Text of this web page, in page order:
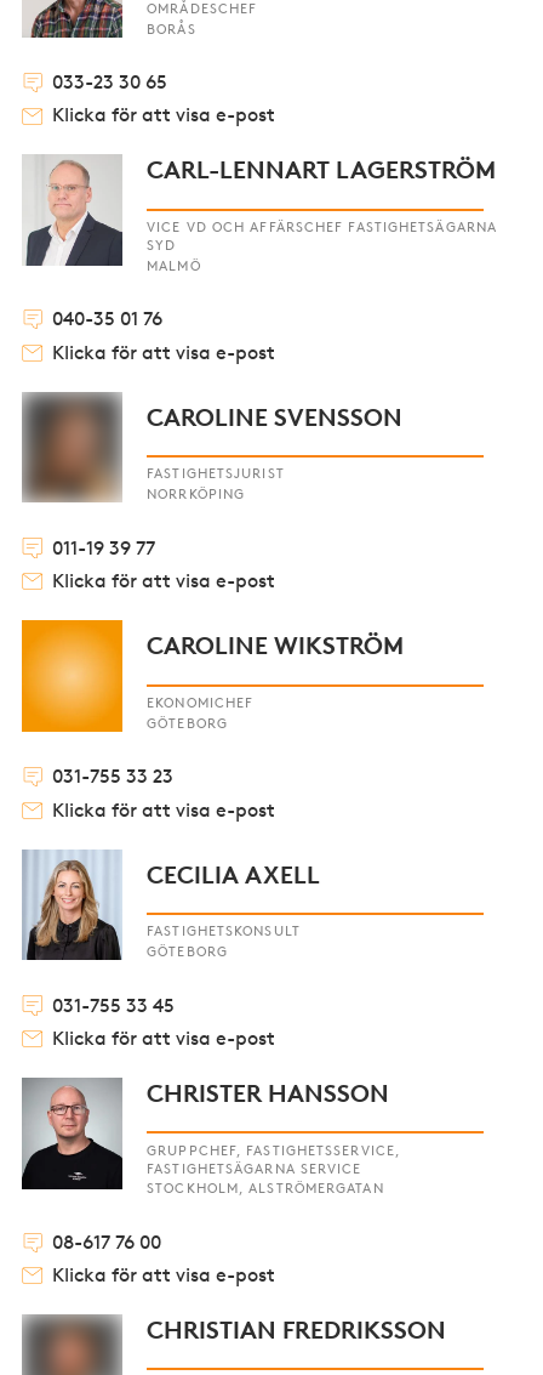
OMRÅDESCHEF
BORÅS
033-23 30 65
Klicka för att visa e-post
CARL-LENNART LAGERSTRÖM
VICE VD OCH AFFÄRSCHEF FASTIGHETSÄGARNA
SYD
MALMÖ
040-35 01 76
Klicka för att visa e-post
CAROLINE SVENSSON
FASTIGHETSJURIST
NORRKÖPING
011-19 39 77
Klicka för att visa e-post
CAROLINE WIKSTRÖM
EKONOMICHEF
GÖTEBORG
031-755 33 23
Klicka för att visa e-post
CECILIA AXELL
FASTIGHETSKONSULT
GÖTEBORG
031-755 33 45
Klicka för att visa e-post
CHRISTER HANSSON
GRUPPCHEF, FASTIGHETSSERVICE,
FASTIGHETSÄGARNA SERVICE
STOCKHOLM, ALSTRÖMERGATAN
08-617 76 00
Klicka för att visa e-post
CHRISTIAN FREDRIKSSON